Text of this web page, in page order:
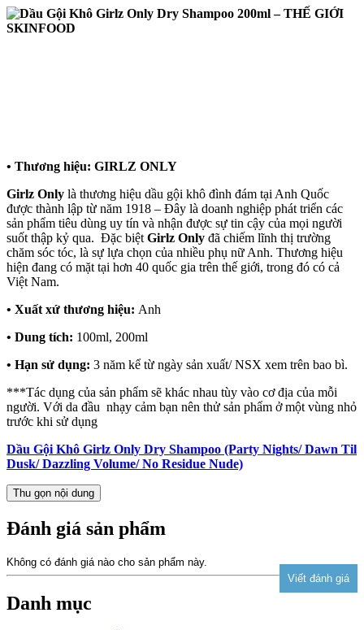
• Thương hiệu: GIRLZ ONLY
Girlz Only là thương hiệu dầu gội khô đình đám tại Anh Quốc
được thành lập từ năm 1918 – Đây là doanh nghiệp phát triển các
sản phẩm tiêu dùng uy tín và nhận được sự tin cậy của mọi người
suốt thập kỷ qua. Đặc biệt Girlz Only đã chiếm lĩnh thị trường
chăm sóc tóc, là sự lựa chọn của nhiều phụ nữ Anh. Thương hiệu
hiện đang có mặt tại hơn 40 quốc gia trên thế giới, trong đó có cả
Việt Nam.
• Xuất xứ thương hiệu: Anh
• Dung tích: 100ml, 200ml
• Hạn sử dụng: 3 năm kể từ ngày sản xuất/ NSX xem trên bao bì.
***Tác dụng của sản phẩm sẽ khác nhau tùy vào cơ địa của mỗi
người. Với da đầu nhạy cảm bạn nên thử sản phẩm ở một vùng nhỏ
trước khi sử dụng
Dầu Gội Khô Girlz Only Dry Shampoo (Party Nights/ Dawn Til
Dusk/ Dazzling Volume/ No Residue Nude)
Thu gọn nội dung
Đánh giá sản phẩm
Không có đánh giá nào cho sản phẩm này.
Danh mục